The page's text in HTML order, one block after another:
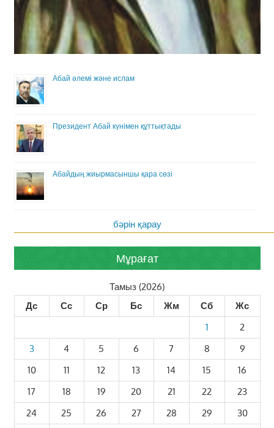
Абай әлемі және ислам
Президент Абай күнімен құттықтады
Абайдың жиырмасыншы қара сөзі
бәрін қарау
Мұрағат
Тамыз (2026)
Дс
Сс Ср Бс Жм Сб
Жс
1
2
3
4 5 6 7 8
9
10
11 12 13 14 15
16
17
18 19 20 21 22
23
24
25 26 27 28 29
30